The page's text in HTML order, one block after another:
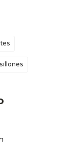
sillones